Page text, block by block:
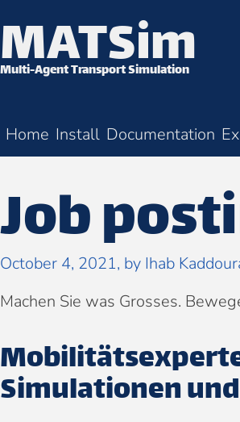
Skip to content
MATSim
Multi-Agent Transport Simulation
Home Install Documentation
Job
October 4, 2021, by Ihab
Machen Sie was Grosses.
Simulationen